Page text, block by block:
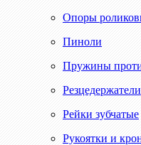
Опоры
Пиноли
Пружины
Резцедержатели
Рейки зубчатые
Рукоятки и